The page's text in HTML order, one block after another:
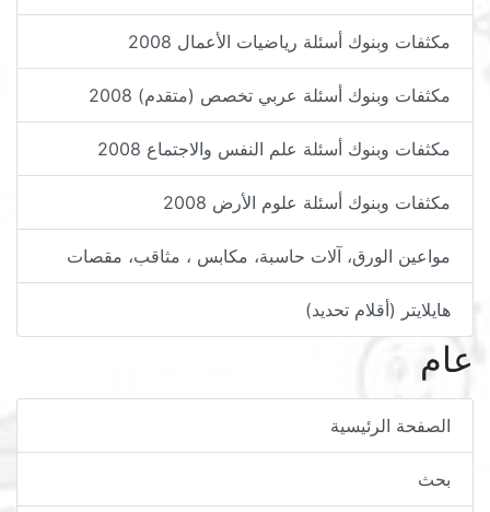
مكثفات وبنوك أسئلة رياضيات الأعمال 2008
مكثفات وبنوك أسئلة عربي تخصص (متقدم) 2008
مكثفات وبنوك أسئلة علم النفس والاجتماع 2008
مكثفات وبنوك أسئلة علوم الأرض 2008
مواعين الورق، آلات حاسبة، مكابس ، مثاقب، مقصات
هايلايتر (أقلام تحديد)
عام
الصفحة الرئيسية
بحث